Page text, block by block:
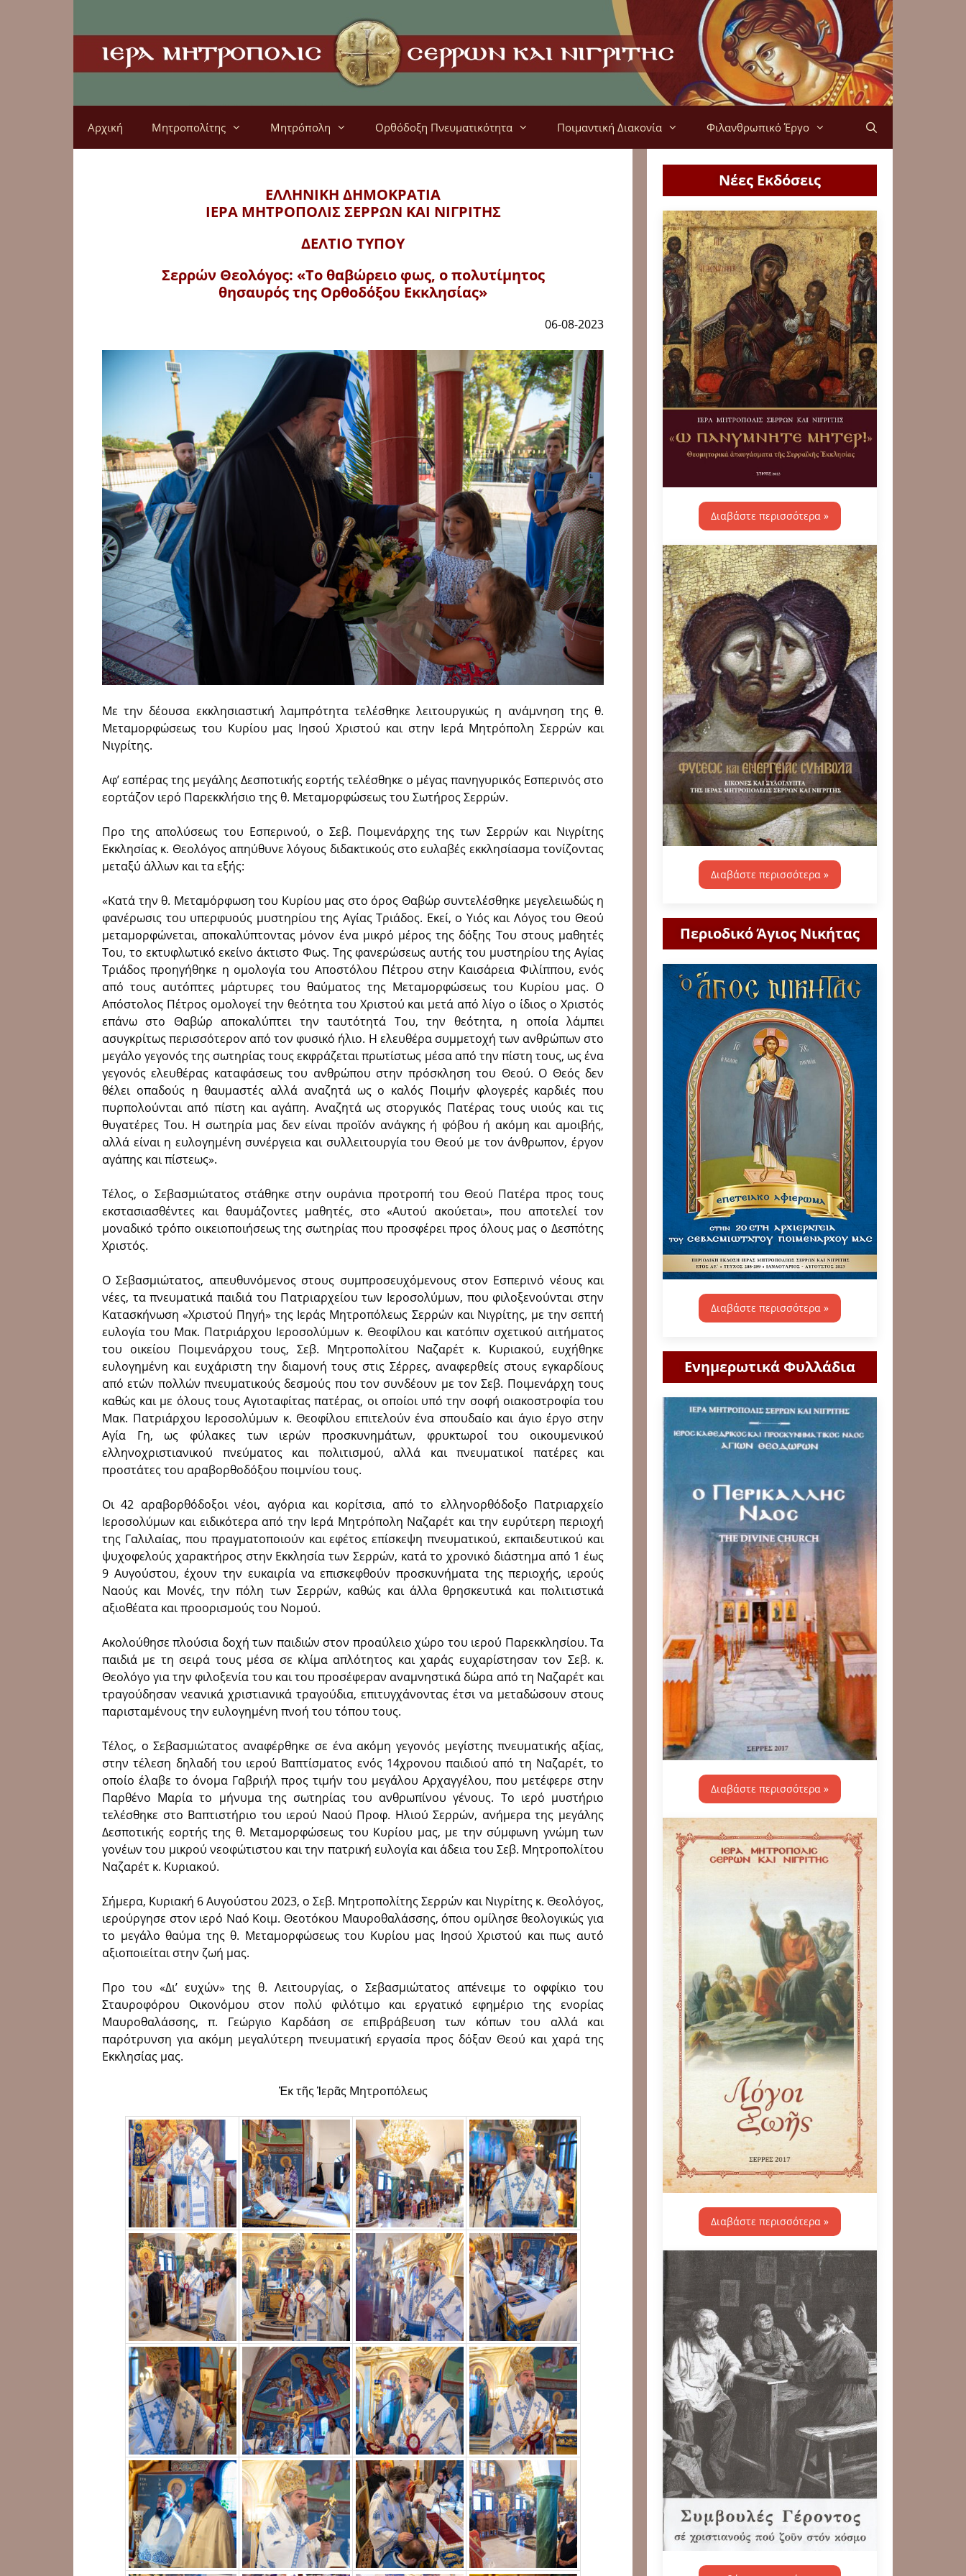
Αρχική Μητροπολίτης Μητρόπολη Ορθόδοξη Πνευματικότητα Ποιμαντική Διακονία Φιλανθρωπικό Έργο
ΕΛΛΗΝΙΚΗ ΔΗΜΟΚΡΑΤΙΑ
ΙΕΡΑ ΜΗΤΡΟΠΟΛΙΣΣΕΡΡΩΝ ΚΑΙ ΝΙΓΡΙΤΗΣ
ΔΕΛΤΙΟ ΤΥΠΟΥ
Σερρών Θεολόγος: «Το θαβώρειο φως, ο πολυτίμητος
θησαυρός της Ορθοδόξου Εκκλησίας»
06-08-2023
Με την δέουσα εκκλησιαστική λαμπρότητα τελέσθηκε λειτουργικώς η ανάμνηση της θ.
Μεταμορφώσεως του Κυρίου μας Ιησού Χριστού και στην Ιερά Μητρόπολη Σερρών και
Νιγρίτης.
Αφ’ εσπέρας της μεγάλης Δεσποτικής εορτής τελέσθηκε ο μέγας πανηγυρικός Εσπερινός στο
εορτάζον ιερό Παρεκκλήσιο της θ. Μεταμορφώσεως του Σωτήρος Σερρών.
Προ της απολύσεως του Εσπερινού, ο Σεβ. Ποιμενάρχης της των Σερρών και Νιγρίτης
Εκκλησίας κ. Θεολόγος απηύθυνε λόγους διδακτικούς στο ευλαβές εκκλησίασμα τονίζοντας
μεταξύ άλλων και τα εξής:
«Κατά την θ. Μεταμόρφωση του Κυρίου μας στο όρος Θαβώρ συντελέσθηκε μεγελειωδώς η
φανέρωσις του υπερφυούς μυστηρίου της Αγίας Τριάδος. Εκεί, ο Υιός και Λόγος του Θεού
μεταμορφώνεται, αποκαλύπτοντας μόνον ένα μικρό μέρος της δόξης Του στους μαθητές
Του, το εκτυφλωτικό εκείνο άκτιστο Φως. Της φανερώσεως αυτής του μυστηρίου της Αγίας
Τριάδος προηγήθηκε η ομολογία του Αποστόλου Πέτρου στην Καισάρεια Φιλίππου, ενός
από τους αυτόπτες μάρτυρες του θαύματος της Μεταμορφώσεως του Κυρίου μας. Ο
Απόστολος Πέτρος ομολογεί την θεότητα του Χριστού και μετά από λίγο ο ίδιος ο Χριστός
επάνω στο Θαβώρ αποκαλύπτει την ταυτότητά Του, την θεότητα, η οποία λάμπει
ασυγκρίτως περισσότερον από τον φυσικό ήλιο. Η ελευθέρα συμμετοχή των ανθρώπων στο
μεγάλο γεγονός της σωτηρίας τους εκφράζεται πρωτίστως μέσα από την πίστη τους, ως ένα
γεγονός ελευθέρας καταφάσεως του ανθρώπου στην πρόσκληση του Θεού. Ο Θεός δεν
θέλει οπαδούς η θαυμαστές αλλά αναζητά ως ο καλός Ποιμήν φλογερές καρδιές που
πυρπολούνται από πίστη και αγάπη. Αναζητά ως στοργικός Πατέρας τους υιούς και τις
θυγατέρες Του. Η σωτηρία μας δεν είναι προϊόν ανάγκης ή φόβου ή ακόμη και αμοιβής,
αλλά είναι η ευλογημένη συνέργεια και συλλειτουργία του Θεού με τον άνθρωπον, έργον
αγάπης και πίστεως».
Τέλος, ο Σεβασμιώτατος στάθηκε στην ουράνια προτροπή του Θεού Πατέρα προς τους
εκστασιασθέντες και θαυμάζοντες μαθητές, στο «Αυτού ακούεται», που αποτελεί τον
μοναδικό τρόπο οικειοποιήσεως της σωτηρίας που προσφέρει προς όλους μας ο Δεσπότης
Χριστός.
Ο Σεβασμιώτατος, απευθυνόμενος στους συμπροσευχόμενους στον Εσπερινό νέους και
νέες, τα πνευματικά παιδιά του Πατριαρχείου των Ιεροσολύμων, που φιλοξενούνται στην
Κατασκήνωση «Χριστού Πηγή» της Ιεράς Μητροπόλεως Σερρών και Νιγρίτης, με την σεπτή
ευλογία του Μακ. Πατριάρχου Ιεροσολύμων κ. Θεοφίλου και κατόπιν σχετικού αιτήματος
του οικείου Ποιμενάρχου τους, Σεβ. Μητροπολίτου Ναζαρέτ κ. Κυριακού, ευχήθηκε
ευλογημένη και ευχάριστη την διαμονή τους στις Σέρρες, αναφερθείς στους εγκαρδίους
από ετών πολλών πνευματικούς δεσμούς που τον συνδέουν με τον Σεβ. Ποιμενάρχη τους
καθώς και με όλους τους Αγιοταφίτας πατέρας, οι οποίοι υπό την σοφή οιακοστροφία του
Μακ. Πατριάρχου Ιεροσολύμων κ. Θεοφίλου επιτελούν ένα σπουδαίο και άγιο έργο στην
Αγία Γη, ως φύλακες των ιερών προσκυνημάτων, φρυκτωροί του οικουμενικού
ελληνοχριστιανικού πνεύματος και πολιτισμού, αλλά και πνευματικοί πατέρες και
προστάτες του αραβορθοδόξου ποιμνίου τους.
Οι 42 αραβορθόδοξοι νέοι, αγόρια και κορίτσια, από το ελληνορθόδοξο Πατριαρχείο
Ιεροσολύμων και ειδικότερα από την Ιερά Μητρόπολη Ναζαρέτ και την ευρύτερη περιοχή
της Γαλιλαίας, που πραγματοποιούν και εφέτος επίσκεψη πνευματικού, εκπαιδευτικού και
ψυχοφελούς χαρακτήρος στην Εκκλησία των Σερρών, κατά το χρονικό διάστημα από 1 έως
9 Αυγούστου, έχουν την ευκαιρία να επισκεφθούν προσκυνήματα της περιοχής, ιερούς
Ναούς και Μονές, την πόλη των Σερρών, καθώς και άλλα θρησκευτικά και πολιτιστικά
αξιοθέατα και προορισμούς του Νομού.
Ακολούθησε πλούσια δοχή των παιδιών στον προαύλειο χώρο του ιερού Παρεκκλησίου. Τα
παιδιά με τη σειρά τους μέσα σε κλίμα απλότητος και χαράς ευχαρίστησαν τον Σεβ. κ.
Θεολόγο για την φιλοξενία του και του προσέφεραν αναμνηστικά δώρα από τη Ναζαρέτ και
τραγούδησαν νεανικά χριστιανικά τραγούδια, επιτυγχάνοντας έτσι να μεταδώσουν στους
παρισταμένους την ευλογημένη πνοή του τόπου τους.
Τέλος, ο Σεβασμιώτατος αναφέρθηκε σε ένα ακόμη γεγονός μεγίστης πνευματικής αξίας,
στην τέλεση δηλαδή του ιερού Βαπτίσματος ενός 14χρονου παιδιού από τη Ναζαρέτ, το
οποίο έλαβε το όνομα Γαβριήλ προς τιμήν του μεγάλου Αρχαγγέλου, που μετέφερε στην
Παρθένο Μαρία το μήνυμα της σωτηρίας του ανθρωπίνου γένους. Το ιερό μυστήριο
τελέσθηκε στο Βαπτιστήριο του ιερού Ναού Προφ. Ηλιού Σερρών, ανήμερα της μεγάλης
Δεσποτικής εορτής της θ. Μεταμορφώσεως του Κυρίου μας, με την σύμφωνη γνώμη των
γονέων του μικρού νεοφώτιστου και την πατρική ευλογία και άδεια του Σεβ. Μητροπολίτου
Ναζαρέτ κ. Κυριακού.
Σήμερα, Κυριακή 6 Αυγούστου 2023, ο Σεβ. Μητροπολίτης Σερρών και Νιγρίτης κ. Θεολόγος,
ιερούργησε στον ιερό Ναό Κοιμ. Θεοτόκου Μαυροθαλάσσης, όπου ομίλησε θεολογικώς για
το μεγάλο θαύμα της θ. Μεταμορφώσεως του Κυρίου μας Ιησού Χριστού και πως αυτό
αξιοποιείται στην ζωή μας.
Προ του «Δι’ ευχών» της θ. Λειτουργίας, ο Σεβασμιώτατος απένειμε το οφφίκιο του
Σταυροφόρου Οικονόμου στον πολύ φιλότιμο και εργατικό εφημέριο της ενορίας
Μαυροθαλάσσης, π. Γεώργιο Καρδάση σε επιβράβευση των κόπων του αλλά και
παρότρυνση για ακόμη μεγαλύτερη πνευματική εργασία προς δόξαν Θεού και χαρά της
Εκκλησίας μας.
Ἐκ τῆς Ἱερᾶς Μητροπόλεως
Νέες Εκδόσεις
Διαβάστε περισσότερα »
Διαβάστε περισσότερα »
Περιοδικό Άγιος Νικήτας
Διαβάστε περισσότερα »
Ενημερωτικά Φυλλάδια
Διαβάστε περισσότερα »
Διαβάστε περισσότερα »